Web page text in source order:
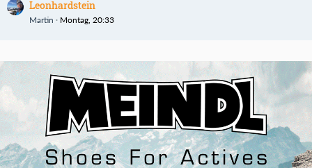
Leonhardstein
Martin Montag, 20:33